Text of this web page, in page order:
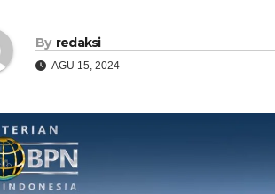
By redaksi
AGU 15, 2024